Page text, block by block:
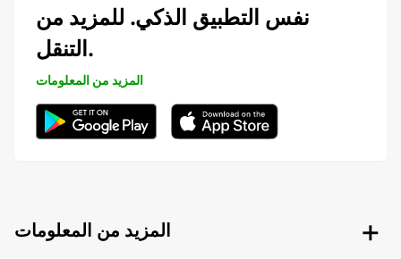
نفس التطبيق الذكي. للمزيد من
التنقل.
المزيد من المعلومات
المزيد من المعلومات